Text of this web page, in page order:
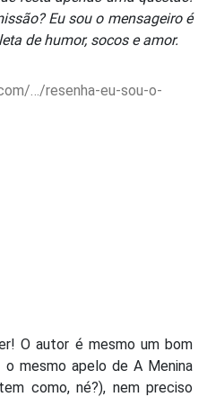
Eu sou o mensageiro é
de humor, socos e amor.
…/resenha-eu-sou-o-
O autor é mesmo um bom
mesmo apelo de A Menina
como, né?), nem preciso